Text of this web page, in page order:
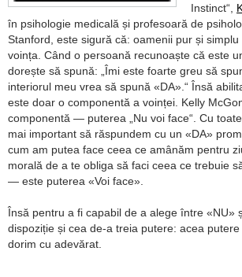
Instinct
în psihologie medicală și profesoară de
Stanford, este sigură că: oamenii pur și
voința. Când o persoană recunoaște că este
dorește să spună:
Îmi este foarte greu să
interiorul meu vrea să spună «DA».
Însă
este doar o componentă a voinței. Kelly
componentă — puterea
Nu voi face
. Cu
mai important să răspundem cu un «DA»
cum am putea face ceea ce amânăm pentru
morală de a te obliga să faci ceea ce trebuie
— este puterea «Voi face».
Însă pentru a fi capabil de a alege între «NU»
dispoziție și cea de-a treia putere: acea
dorim cu adevărat.